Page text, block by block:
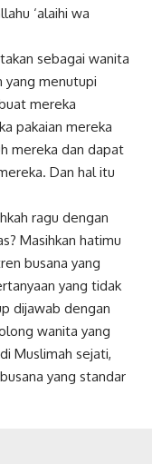
‘alaihi wa
sebagai wanita
yang menutupi
mereka
pakaian mereka
mereka dan dapat
Dan hal itu
ragu dengan
Masihkan hatimu
busana yang
yang tidak
dijawab dengan
wanita yang
Muslimah sejati,
yang standar